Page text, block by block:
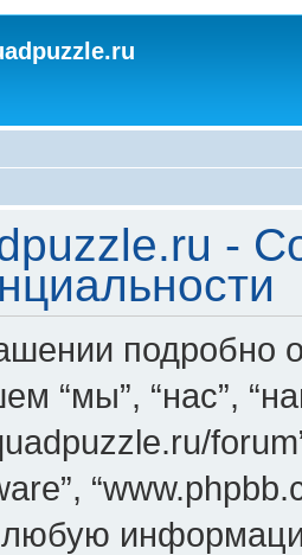
-
подробно
“мы”, “нас”,
любую